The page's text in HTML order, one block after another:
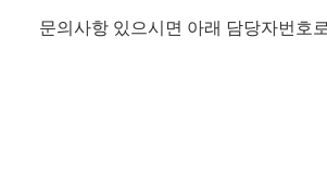
문의사항 있으시면 아래 담당자번호